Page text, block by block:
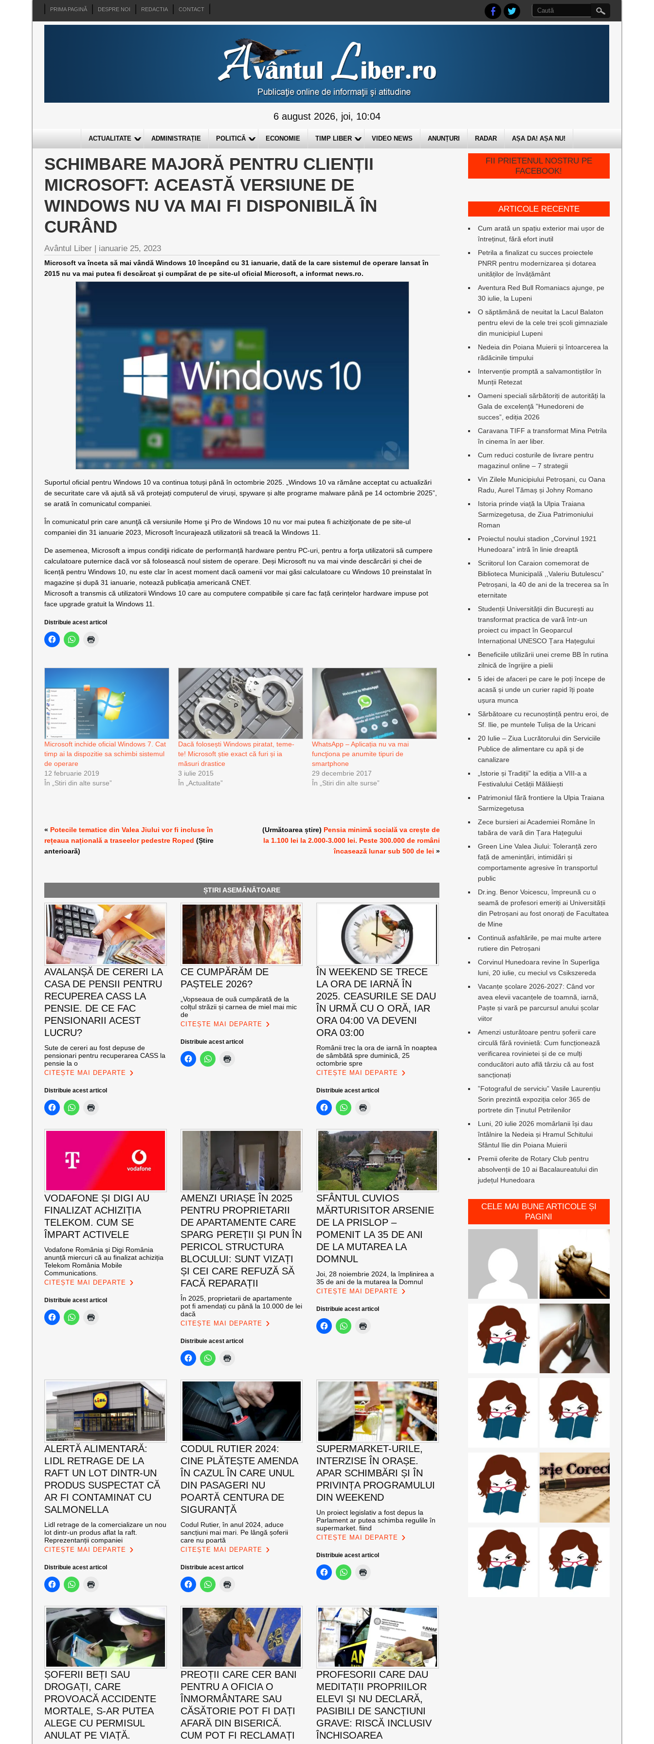
PRIMA PAGINĂ DESPRE NOI REDACTIA CONTACT
6 august 2026, joi, 10:04
ACTUALITATE ADMINISTRAȚIE POLITICĂ ECONOMIE TIMP LIBER VIDEO NEWS ANUNȚURI RADAR AȘA DA! AȘA NU!
SCHIMBARE MAJORĂ PENTRU CLIENȚII
MICROSOFT: ACEASTĂ VERSIUNE DE
WINDOWS NU VA MAI FI DISPONIBILĂ ÎN
CURÂND
Avântul Liber | ianuarie 25, 2023
Microsoft va înceta să mai vândă Windows 10 începând cu 31 ianuarie, dată de la care sistemul de operare lansat în
2015 nu va mai putea fi descărcat şi cumpărat de pe site-ul oficial Microsoft, a informat news.ro.
Suportul oficial pentru Windows 10 va continua totuși până în octombrie 2025. „Windows 10 va rămâne acceptat cu actualizări
de securitate care vă ajută să vă protejați computerul de viruși, spyware și alte programe malware până pe 14 octombrie 2025”,
se arată în comunicatul companiei.
În comunicatul prin care anunţă că versiunile Home şi Pro de Windows 10 nu vor mai putea fi achiziţionate de pe site-ul
companiei din 31 ianuarie 2023, Microsoft încurajează utilizatorii să treacă la Windows 11.
De asemenea, Microsoft a impus condiţii ridicate de performanță hardware pentru PC-uri, pentru a forţa utilizatorii să cumpere
calculatoare puternice dacă vor să folosească noul sistem de operare. Deși Microsoft nu va mai vinde descărcări și chei de
licență pentru Windows 10, nu este clar în acest moment dacă oamenii vor mai găsi calculatoare cu Windows 10 preinstalat în
magazine și după 31 ianuarie, notează publicația americană CNET.
Microsoft a transmis că utilizatorii Windows 10 care au computere compatibile și care fac față cerințelor hardware impuse pot
face upgrade gratuit la Windows 11.
Distribuie acest articol
Microsoft inchide oficial Windows 7. Cat
timp ai la dispozitie sa schimbi sistemul
de operare
12 februarie 2019
În „Stiri din alte surse”
Dacă folosești Windows piratat, teme-
te! Microsoft știe exact că furi și ia
măsuri drastice
3 iulie 2015
În „Actualitate”
WhatsApp – Aplicația nu va mai
funcţiona pe anumite tipuri de
smartphone
29 decembrie 2017
În „Stiri din alte surse”
« Potecile tematice din Valea Jiului vor fi incluse în
rețeaua națională a traseelor pedestre Roped (Știre
anterioară)
(Următoarea știre) Pensia minimă socială va crește de
la 1.100 lei la 2.000-3.000 lei. Peste 300.000 de români
încasează lunar sub 500 de lei »
ȘTIRI ASEMĂNĂTOARE
AVALANȘĂ DE CERERI LA
CASA DE PENSII PENTRU
RECUPEREA CASS LA
PENSIE. DE CE FAC
PENSIONARII ACEST
LUCRU?
Sute de cereri au fost depuse de
pensionari pentru recuperarea CASS la
pensie la o
CITEȘTE MAI DEPARTE
Distribuie acest articol
CE CUMPĂRĂM DE
PAȘTELE 2026?
„Vopseaua de ouă cumpărată de la
colțul străzii și carnea de miel mai mic
de
CITEȘTE MAI DEPARTE
Distribuie acest articol
ÎN WEEKEND SE TRECE
LA ORA DE IARNĂ ÎN
2025. CEASURILE SE DAU
ÎN URMĂ CU O ORĂ, IAR
ORA 04:00 VA DEVENI
ORA 03:00
Românii trec la ora de iarnă în noaptea
de sâmbătă spre duminică, 25
octombrie spre
CITEȘTE MAI DEPARTE
Distribuie acest articol
VODAFONE ȘI DIGI AU
FINALIZAT ACHIZIȚIA
TELEKOM. CUM SE
ÎMPART ACTIVELE
Vodafone România și Digi România
anunță miercuri că au finalizat achiziția
Telekom România Mobile
Communications.
CITEȘTE MAI DEPARTE
Distribuie acest articol
AMENZI URIAȘE ÎN 2025
PENTRU PROPRIETARII
DE APARTAMENTE CARE
SPARG PEREȚII ȘI PUN ÎN
PERICOL STRUCTURA
BLOCULUI: SUNT VIZAȚI
ȘI CEI CARE REFUZĂ SĂ
FACĂ REPARAȚII
În 2025, proprietarii de apartamente
pot fi amendați cu până la 10.000 de lei
dacă
CITEȘTE MAI DEPARTE
Distribuie acest articol
SFÂNTUL CUVIOS
MĂRTURISITOR ARSENIE
DE LA PRISLOP –
POMENIT LA 35 DE ANI
DE LA MUTAREA LA
DOMNUL
Joi, 28 noiembrie 2024, la împlinirea a
35 de ani de la mutarea la Domnul
CITEȘTE MAI DEPARTE
Distribuie acest articol
ALERTĂ ALIMENTARĂ:
LIDL RETRAGE DE LA
RAFT UN LOT DINTR-UN
PRODUS SUSPECTAT CĂ
AR FI CONTAMINAT CU
SALMONELLA
Lidl retrage de la comercializare un nou
lot dintr-un produs aflat la raft.
Reprezentanții companiei
CITEȘTE MAI DEPARTE
Distribuie acest articol
CODUL RUTIER 2024:
CINE PLĂTEȘTE AMENDA
ÎN CAZUL ÎN CARE UNUL
DIN PASAGERI NU
POARTĂ CENTURA DE
SIGURANȚĂ
Codul Rutier, în anul 2024, aduce
sancțiuni mai mari. Pe lângă șoferii
care nu poartă
CITEȘTE MAI DEPARTE
Distribuie acest articol
SUPERMARKET-URILE,
INTERZISE ÎN ORAȘE.
APAR SCHIMBĂRI ȘI ÎN
PRIVINȚA PROGRAMULUI
DIN WEEKEND
Un proiect legislativ a fost depus la
Parlament ar putea schimba regulile în
supermarket. fiind
CITEȘTE MAI DEPARTE
Distribuie acest articol
ȘOFERII BEȚI SAU
DROGAȚI, CARE
PROVOACĂ ACCIDENTE
MORTALE, S-AR PUTEA
ALEGE CU PERMISUL
ANULAT PE VIAȚĂ.
PREOȚII CARE CER BANI
PENTRU A OFICIA O
ÎNMORMÂNTARE SAU
CĂSĂTORIE POT FI DAȚI
AFARĂ DIN BISERICĂ.
CUM POT FI RECLAMAȚI
PROFESORII CARE DAU
MEDITAȚII PROPRIILOR
ELEVI ȘI NU DECLARĂ,
PASIBILI DE SANCȚIUNI
GRAVE: RISCĂ INCLUSIV
ÎNCHISOAREA
FII PRIETENUL NOSTRU PE
FACEBOOK!
ARTICOLE RECENTE
Cum arată un spațiu exterior mai ușor de
întreținut, fără efort inutil
Petrila a finalizat cu succes proiectele
PNRR pentru modernizarea și dotarea
unităților de învățământ
Aventura Red Bull Romaniacs ajunge, pe
30 iulie, la Lupeni
O săptămână de neuitat la Lacul Balaton
pentru elevi de la cele trei școli gimnaziale
din municipiul Lupeni
Nedeia din Poiana Muierii și întoarcerea la
rădăcinile timpului
Intervenție promptă a salvamontiștilor în
Munții Retezat
Oameni speciali sărbătoriți de autorități la
Gala de excelenţă ”Hunedoreni de
succes”, ediția 2026
Caravana TIFF a transformat Mina Petrila
în cinema în aer liber.
Cum reduci costurile de livrare pentru
magazinul online – 7 strategii
Vin Zilele Municipiului Petroșani, cu Oana
Radu, Aurel Tămaș și Johny Romano
Istoria prinde viață la Ulpia Traiana
Sarmizegetusa, de Ziua Patrimoniului
Roman
Proiectul noului stadion „Corvinul 1921
Hunedoara” intră în linie dreaptă
Scriitorul Ion Caraion comemorat de
Biblioteca Municipală ,,Valeriu Butulescu”
Petroșani, la 40 de ani de la trecerea sa în
eternitate
Studenții Universității din București au
transformat practica de vară într-un
proiect cu impact în Geoparcul
Internațional UNESCO Țara Hațegului
Beneficiile utilizării unei creme BB în rutina
zilnică de îngrijire a pielii
5 idei de afaceri pe care le poți începe de
acasă și unde un curier rapid îți poate
ușura munca
Sărbătoare cu recunoștință pentru eroi, de
Sf. Ilie, pe muntele Tulișa de la Uricani
20 Iulie – Ziua Lucrătorului din Serviciile
Publice de alimentare cu apă și de
canalizare
„Istorie și Tradiții” la ediția a VIII-a a
Festivalului Cetății Mălăiești
Patrimoniul fără frontiere la Ulpia Traiana
Sarmizegetusa
Zece bursieri ai Academiei Române în
tabăra de vară din Țara Hațegului
Green Line Valea Jiului: Toleranță zero
față de amenințări, intimidări și
comportamente agresive în transportul
public
Dr.ing. Benor Voicescu, împreună cu o
seamă de profesori emeriți ai Universității
din Petroșani au fost onorați de Facultatea
de Mine
Continuă asfaltările, pe mai multe artere
rutiere din Petroșani
Corvinul Hunedoara revine în Superliga
luni, 20 iulie, cu meciul vs Csikszereda
Vacanțe școlare 2026-2027: Când vor
avea elevii vacanțele de toamnă, iarnă,
Paște și vară pe parcursul anului școlar
viitor
Amenzi usturătoare pentru șoferii care
circulă fără rovinietă: Cum funcționează
verificarea rovinietei și de ce mulți
conducători auto află târziu că au fost
sancționați
”Fotograful de serviciu” Vasile Laurențiu
Sorin prezintă expoziția celor 365 de
portrete din Ținutul Petrilenilor
Luni, 20 iulie 2026 momârlanii își dau
întâlnire la Nedeia și Hramul Schitului
Sfântul Ilie din Poiana Muierii
Premii oferite de Rotary Club pentru
absolvenții de 10 ai Bacalaureatului din
județul Hunedoara
CELE MAI BUNE ARTICOLE ȘI
PAGINI